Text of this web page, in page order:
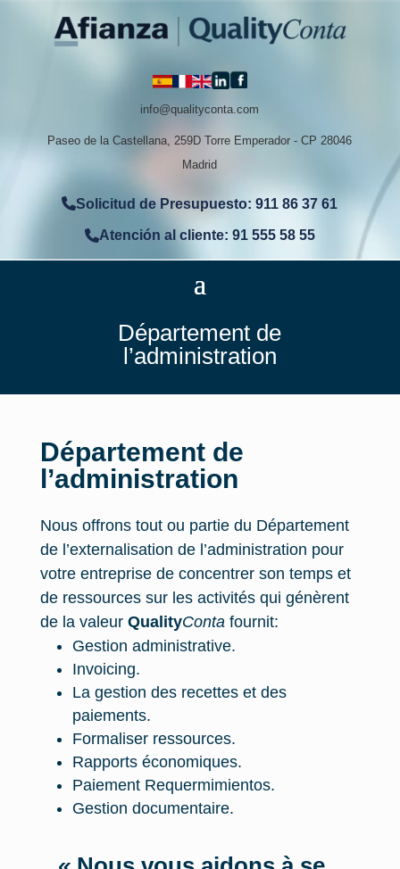
info@qualityconta.com
Paseo de la Castellana, 259D Torre Emperador - CP 28046
Madrid
Solicitud de Presupuesto: 911 86 37 61
Atención al cliente: 91 555 58 55
Département de
l’administration
Département de
l’administration
Nous offrons tout ou partie du Département
de l’externalisation de l’administration pour
votre entreprise de concentrer son temps et
de ressources sur les activités qui génèrent
de la valeur QualityConta fournit:
Gestion administrative.
Invoicing.
La gestion des recettes et des
paiements.
Formaliser ressources.
Rapports économiques.
Paiement Requermimientos.
Gestion documentaire.